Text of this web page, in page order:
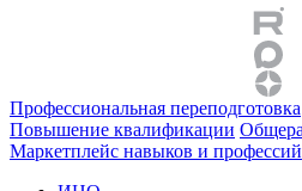
Профессиональная переподготовка
Повышение квалификации
Маркетплейс навыков и профессий